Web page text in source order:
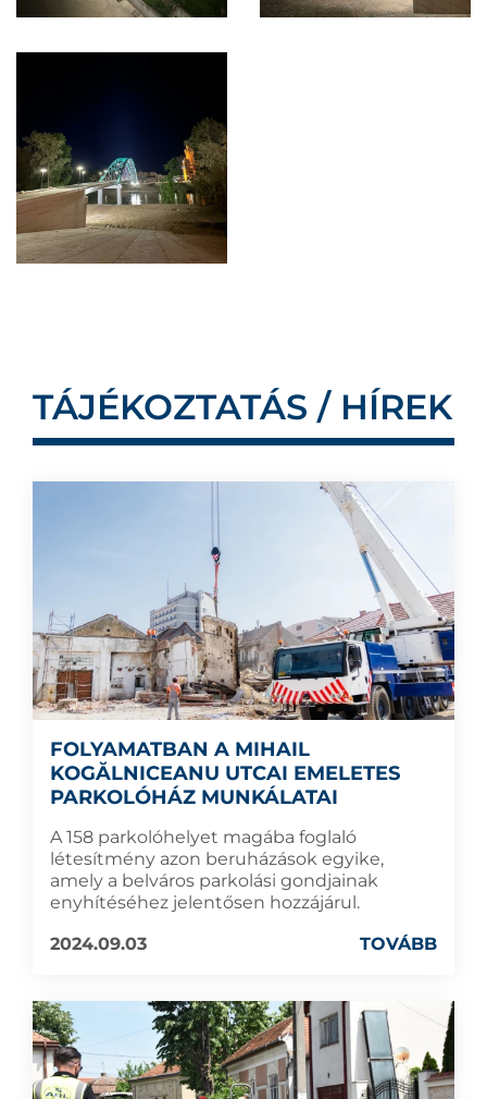
TÁJÉKOZTATÁS / HÍREK
FOLYAMATBAN A MIHAIL
KOGĂLNICEANU UTCAI EMELETES
PARKOLÓHÁZ MUNKÁLATAI
A 158 parkolóhelyet magába foglaló
létesítmény azon beruházások egyike,
amely a belváros parkolási gondjainak
enyhítéséhez jelentősen hozzájárul.
2024.09.03
TOVÁBB